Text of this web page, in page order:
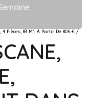
Pièces, 83 M², À Partir De 805 € /